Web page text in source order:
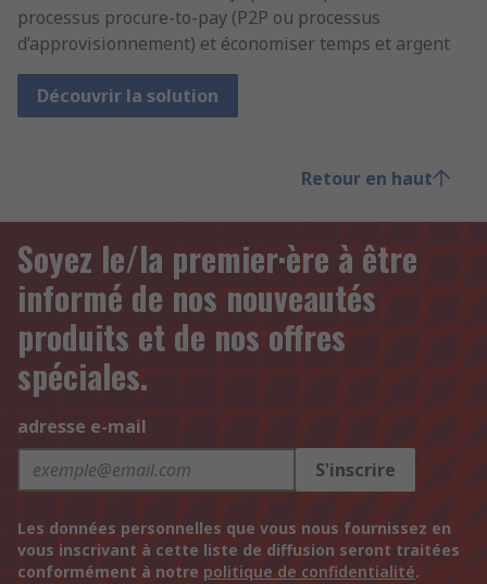
processus procure-to-pay (P2P ou processus
d’approvisionnement) et économiser temps et argent
Découvrir la solution
Retour en haut
Soyez le/la premier·ère à être
informé de nos nouveautés
produits et de nos offres
spéciales.
adresse e-mail
S'inscrire
Les données personnelles que vous nous fournissez en
vous inscrivant à cette liste de diffusion seront traitées
conformément à notre politique de confidentialité.